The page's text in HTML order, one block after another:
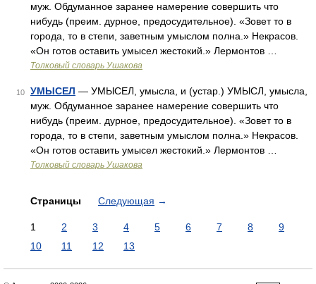
муж. Обдуманное заранее намерение совершить что
нибудь (преим. дурное, предосудительное). «Зовет то в
города, то в степи, заветным умыслом полна.» Некрасов.
«Он готов оставить умысел жестокий.» Лермонтов …
Толковый словарь Ушакова
10 УМЫСЕЛ — УМЫСЕЛ, умысла, и (устар.) УМЫСЛ, умысла,
муж. Обдуманное заранее намерение совершить что
нибудь (преим. дурное, предосудительное). «Зовет то в
города, то в степи, заветным умыслом полна.» Некрасов.
«Он готов оставить умысел жестокий.» Лермонтов …
Толковый словарь Ушакова
Страницы Следующая →
1 2 3 4 5 6 7 8
9
10
11 12 13